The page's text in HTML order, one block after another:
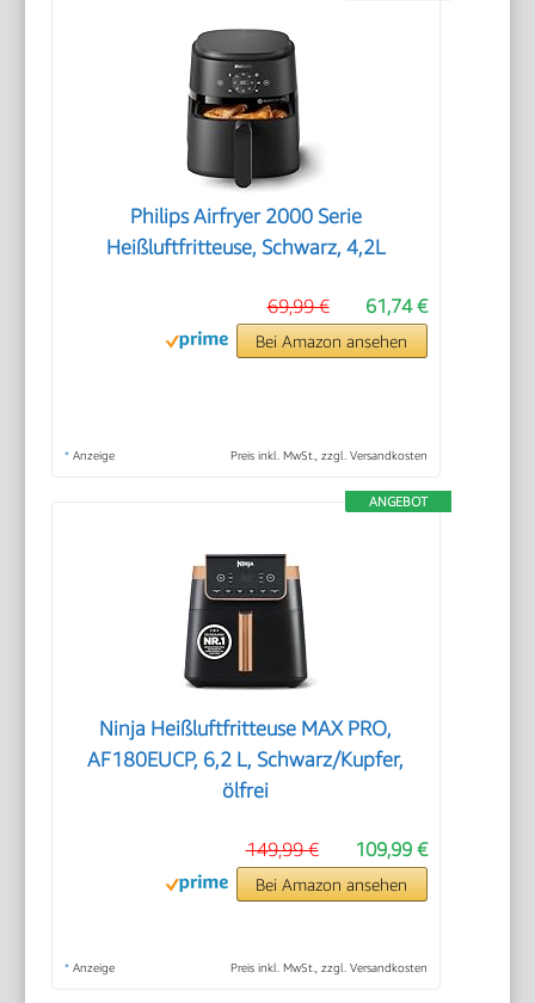
Philips Airfryer 2000 Serie
Heißluftfritteuse, Schwarz, 4,2L
61,74 €
69,99 €
Bei Amazon ansehen
* Anzeige Preis inkl. MwSt., zzgl. Versandkosten
ANGEBOT
Ninja Heißluftfritteuse MAX PRO,
AF180EUCP, 6,2 L, Schwarz/Kupfer,
ölfrei
109,99 €
149,99 €
Bei Amazon ansehen
* Anzeige Preis inkl. MwSt., zzgl. Versandkosten